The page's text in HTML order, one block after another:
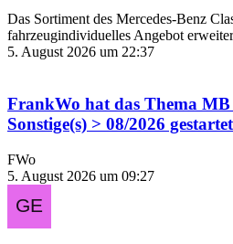
Das Sortiment des Mercedes‑Benz
fahrzeugindividuelles Angebot
5. August 2026 um 22:37
FrankWo hat das Thema MB
Sonstige(s) > 08/2026
FWo
5. August 2026 um 09:27